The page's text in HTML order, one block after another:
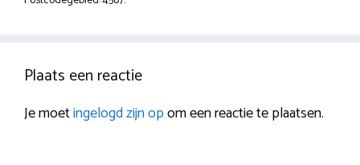
Plaats een reactie
Je moetingelogd zijn opom een reactie te plaatsen.